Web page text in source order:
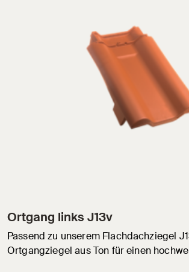
Ortgang links J13v
Passend zu unserem Flachdachziegel
Ortgangziegel aus Ton für einen